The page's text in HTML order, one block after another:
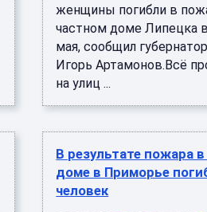
женщины погибли в
частном доме Липецка
мая, сообщил
Игорь Артамонов.Всё
на улиц ...
В результате пожара
доме в Приморье
человек